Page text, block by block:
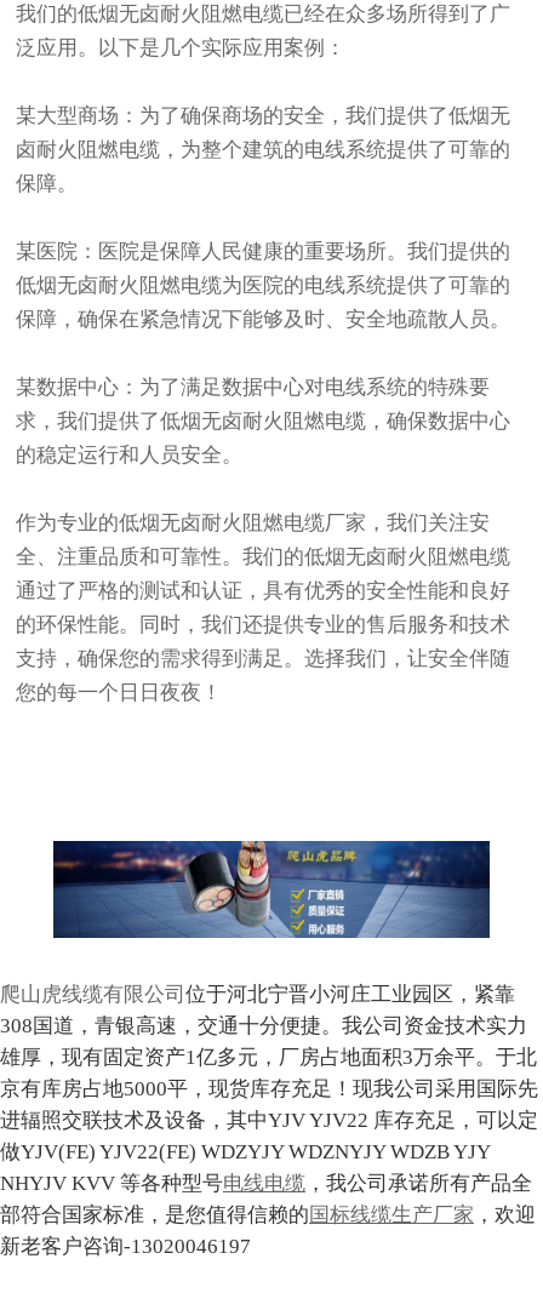
我们的低烟无卤耐火阻燃电缆已经在众多场所得到了广
泛应用。以下是几个实际应用案例：
某大型商场：为了确保商场的安全，我们提供了低烟无
卤耐火阻燃电缆，为整个建筑的电线系统提供了可靠的
保障。
某医院：医院是保障人民健康的重要场所。我们提供的
低烟无卤耐火阻燃电缆为医院的电线系统提供了可靠的
保障，确保在紧急情况下能够及时、安全地疏散人员。
某数据中心：为了满足数据中心对电线系统的特殊要
求，我们提供了低烟无卤耐火阻燃电缆，确保数据中心
的稳定运行和人员安全。
作为专业的低烟无卤耐火阻燃电缆厂家 ，我们关注安
全、注重品质和可靠性。我们的低烟无卤耐火阻燃电缆
通过了严格的测试和认证，具有优秀的安全性能和良好
的环保性能。同时，我们还提供专业的售后服务和技术
支持，确保您的需求得到满足。选择我们，让安全伴随
您的每一个日日夜夜！
爬山虎线缆有限公司 位于河北宁晋小河庄工业园区，紧靠
308国道，青银高速，交通十分便捷。我公司资金技术实力
雄厚，现有固定资产1亿多元，厂房占地面积3万余平。于北
京有库房占地5000平，现货库存充足！现我公司采用国际先
进辐照交联技术及设备，其中YJV YJV22 库存充足，可以定
做YJV(FE) YJV22(FE) WDZYJY WDZNYJY WDZB YJY
NHYJV KVV 等各种型号电线电缆 ，我公司承诺所有产品全
部符合国家标准，是您值得信赖的国标线缆生产厂家 ，欢迎
新老客户咨询-13020046197